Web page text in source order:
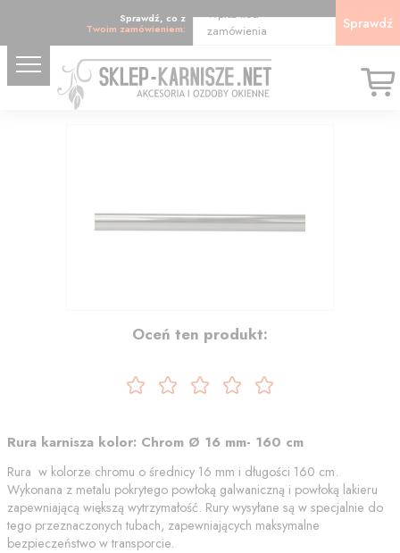
Sprawdź, co z
Twoim zamówieniem:
Wpisz kod
zamówienia
Sprawdź
Oceń ten produkt:
Rura karnisza kolor: Chrom Ø 16 mm- 160 cm
Rura w kolorze chromu o średnicy 16 mm i długości 160 cm.
Wykonana z metalu pokrytego powłoką galwaniczną i powłoką lakieru
zapewniającą większą wytrzymałość. Rury wysyłane są w specjalnie do
tego przeznaczonych tubach, zapewniających maksymalne
bezpieczeństwo w transporcie.